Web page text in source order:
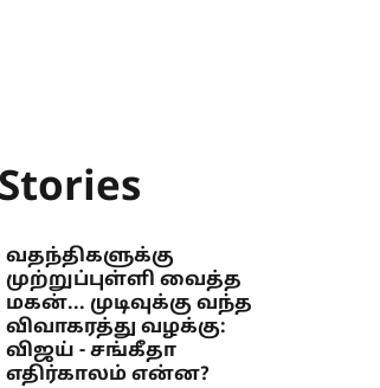
வதந்திகளுக்கு
முற்றுப்புள்ளி வைத்த
மகன்... முடிவுக்கு வந்த
விவாகரத்து வழக்கு:
விஜய் - சங்கீதா
எதிர்காலம் என்ன?